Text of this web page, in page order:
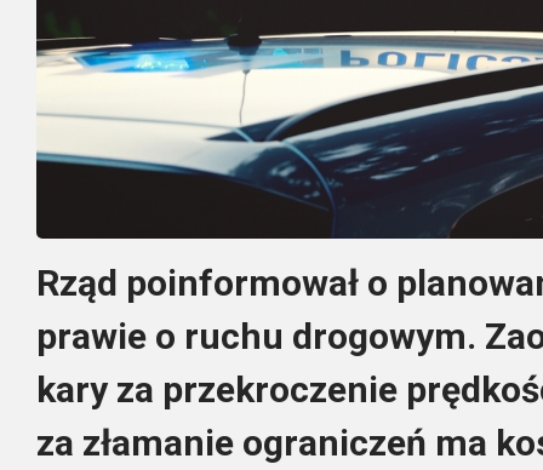
Rząd poinformował o
prawie o ruchu drogowym.
kary za przekroczenie
za złamanie ograniczeń ma